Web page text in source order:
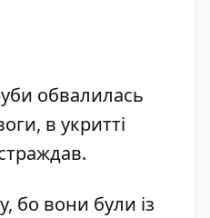
обвалилась
в укритті
, бо вони були із